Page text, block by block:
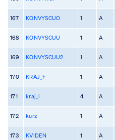
167 KONVYSCUO 1 A
168 KONVYSCUU 1 A
169 KONVYSCUU2 1 A
170 KRAJ_F 1 A
171 kraj_i 4 A
172 kurz 1 A
173 KVIDEN 1 A